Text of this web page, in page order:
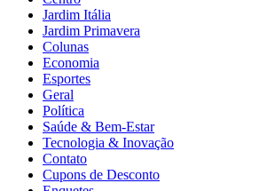
Jardim Itália
Jardim Primavera
Colunas
Economia
Esportes
Geral
Política
Saúde & Bem-Estar
Tecnologia & Inovação
Contato
Cupons de Desconto